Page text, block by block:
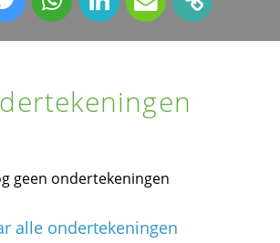
geen ondertekeningen
alle ondertekeningen